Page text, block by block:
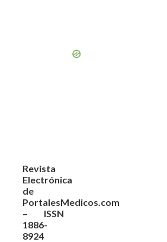
Revista
Electrónica
de
PortalesMedicos.com
– ISSN
1886-
8924